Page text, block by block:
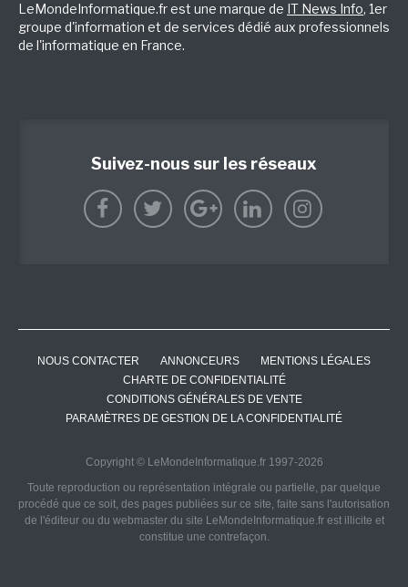
LeMondeInformatique.fr est une marque de IT News Info, 1er
groupe d'information et de services dédié aux professionnels
de l'informatique en France.
Suivez-nous sur les réseaux
NOUS CONTACTER ANNONCEURS
MENTIONS LÉGALES
CHARTE DE CONFIDENTIALITÉ
CONDITIONS GÉNÉRALES DE VENTE
PARAMÈTRES DE GESTION DE LA CONFIDENTIALITÉ
Copyright © LeMondeInformatique.fr 1997-2026
Toute reproduction ou représentation intégrale ou partielle, par quelque
procédé que ce soit, des pages publiées sur ce site, faite sans l'autorisation
de l'éditeur ou du webmaster du site LeMondeInformatique.fr est illicite et
constitue une contrefaçon.